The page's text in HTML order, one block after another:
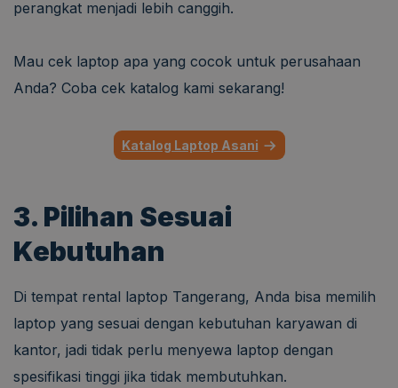
perangkat menjadi lebih canggih.
Mau cek laptop apa yang cocok untuk perusahaan
Anda? Coba cek katalog kami sekarang!
Katalog Laptop Asani
3. Pilihan Sesuai
Kebutuhan
Di tempat rental laptop Tangerang, Anda bisa memilih
laptop yang sesuai dengan kebutuhan karyawan di
kantor, jadi tidak perlu menyewa laptop dengan
spesifikasi tinggi jika tidak membutuhkan.